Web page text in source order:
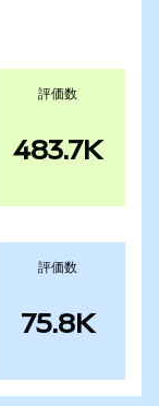
評価数
483.7K
評価数
75.8K